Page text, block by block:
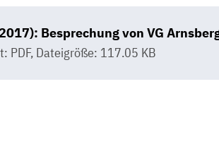
Besprechung von VG
PDF, Dateigröße: 117.05 KB